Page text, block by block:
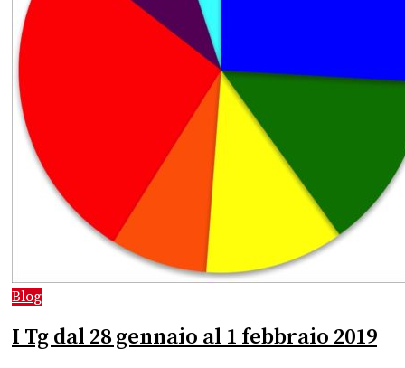
Blog
I Tg dal 28 gennaio al 1 febbraio 2019